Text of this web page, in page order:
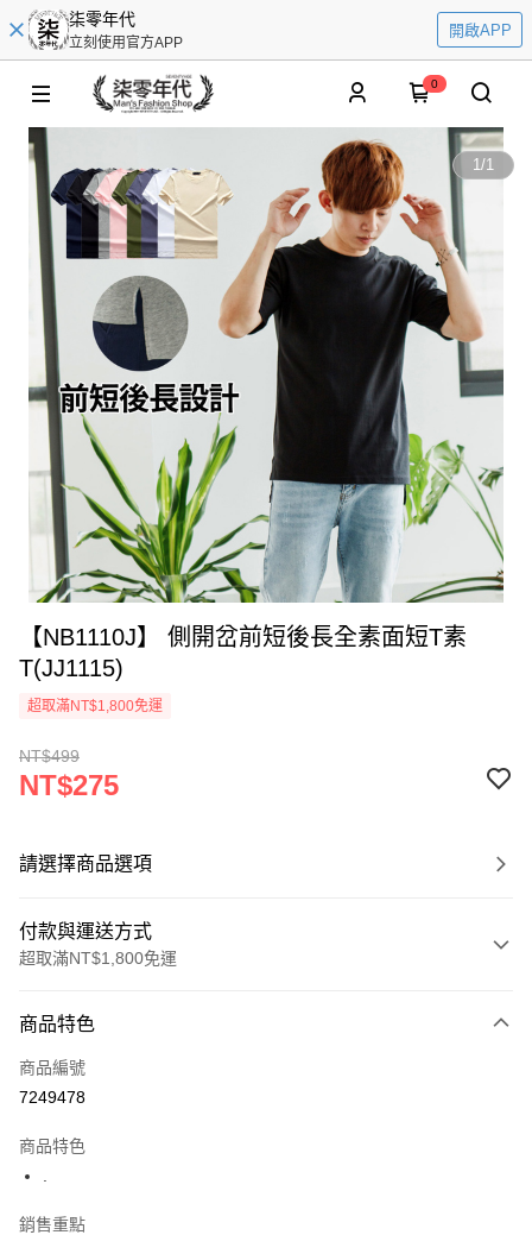
柒零年代
立刻使用官方APP
開啟APP
0
1/1
【NB1110J】 側開岔前短後長全素面短T素
T(JJ1115)
超取滿NT$1,800免運
NT$499
NT$275
請選擇商品選項
付款與運送方式
超取滿NT$1,800免運
信用卡一次付款
超商取貨付款
街口支付
商品特色
商品編號
7249478
商品特色
銷售重點